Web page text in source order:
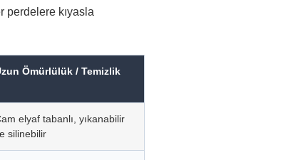
perdelere kıyasla
Ömürlülük / Temizlik
elyaf tabanlı, yıkanabilir
silinebilir